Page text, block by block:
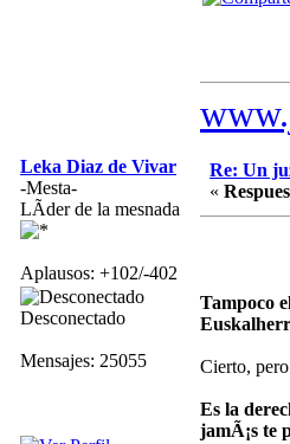
Leka Diaz de Vivar
-Mesta-
LÃ­der de la mesnada
Aplausos: +102/-402
Desconectado
Mensajes: 25055
Re: Un
«
Tampoco
Cierto,
Es la
jamÃ¡s te